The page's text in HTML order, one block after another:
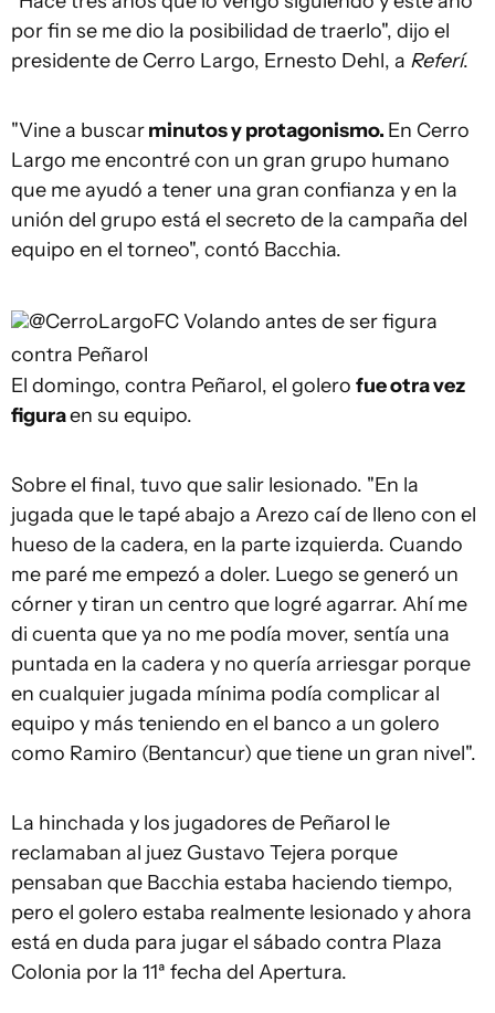
por fin se me dio la posibilidad de traerlo", dijo el
presidente de Cerro Largo, Ernesto Dehl, a Referí.
"Vine a buscarminutos y protagonismo. En Cerro
Largo me encontré con un gran grupo humano
que me ayudó a tener una gran confianza y en la
unión del grupo está el secreto de la campaña del
equipo en el torneo", contó Bacchia.
@CerroLargoFCVolando antes de ser figura
contra Peñarol
El domingo, contra Peñarol, el golero fue otra vez
figuraen su equipo.
Sobre el final, tuvo que salir lesionado. "En la
jugada que le tapé abajo a Arezo caí de lleno con el
hueso de la cadera, en la parte izquierda. Cuando
me paré me empezó a doler. Luego se generó un
córner y tiran un centro que logré agarrar. Ahí me
di cuenta que ya no me podía mover, sentía una
puntada en la cadera y no quería arriesgar porque
en cualquier jugada mínima podía complicar al
equipo y más teniendo en el banco a un golero
como Ramiro (Bentancur) que tiene un gran nivel".
La hinchada y los jugadores de Peñarol le
reclamaban al juez Gustavo Tejera porque
pensaban que Bacchia estaba haciendo tiempo,
pero el golero estaba realmente lesionado y ahora
está en duda para jugar el sábado contra Plaza
Colonia por la 11ª fecha del Apertura.